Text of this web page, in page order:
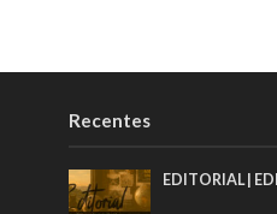
Recentes
EDITORIAL |